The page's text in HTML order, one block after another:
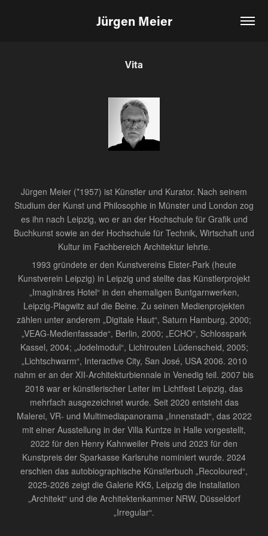
Jürgen Meier
Vita
Jürgen Meier (*1957) ist Künstler und Kurator. Nach seinem
Studium der Kunst und Philosophie in Münster und London zog
es ihn nach Leipzig, wo er an der Hochschule für Grafik und
Buchkunst sowie an der Hochschule für Technik, Wirtschaft und
Kultur im Fachbereich Architektur lehrte.
1993 gründete er den Kunstvereins Elster-Park (heute
Kunstverein Leipzig) in Leipzig und stellte das Künstlerprojekt
„Imaginäres Hotel“ in den ehemaligen Buntgarnwerken,
Leipzig-Plagwitz auf die Beine. Zu seinen Medienprojekten
zählen unter anderem „Digitale Haut“, Saturn Hamburg, 2000;
„VEAG-Medienfassade“, Berlin, 2000; „ECHO“, Schlosspark
Kassel, 2004; „Jodelmodul“, Lichtrouten Lüdenscheid, 2005;
„Lichtschwarm“, Interactive City, San José, USA 2006. 2010
nahm er an der XII-Architekturbiennale in Venedig teil. 2007 bis
2018 war er künstlerischer Leiter im Lichtfest Leipzig, das
mehrfach ausgezeichnet wurde. Seit 2020 entsteht das
Malerei, VR- und Multimediapanorama „Innenstadt“, das 2022
mit einer Ausstellung in der Villa Kuntze in Halle vorgestellt,
2022 für den Henry Kahnweiler Preis und 2023 für den
Kunstpreis der Sparkasse Karlsruhe nominiert wurde. 2024
erschien das autobiographische Künstlerbuch „Recoloured“,
2025-2026 zeigt die Galerie KK5, Leipzig die Installation
„Architekt“ und die Architektenkammer NRW, Düsseldorf
„Irregular“.